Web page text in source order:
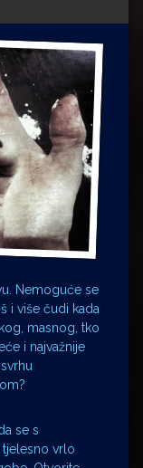
Nemoguće se
i više čudi kada
masnog, tko
i najvažnije
se s
vrlo